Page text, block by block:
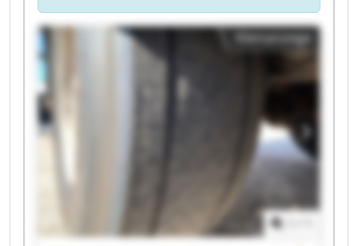
Kleinanzeige